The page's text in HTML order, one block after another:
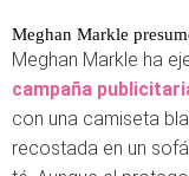
Meghan Markle
Meghan Markle ha
campaña
con una camiseta
recostada en un